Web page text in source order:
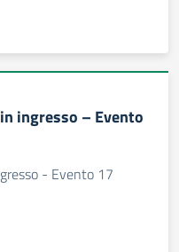
ingresso – Evento
- Evento 17